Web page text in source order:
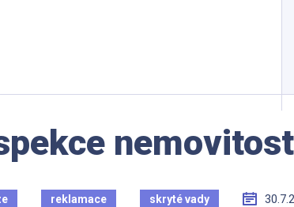
reklamace skryté vady